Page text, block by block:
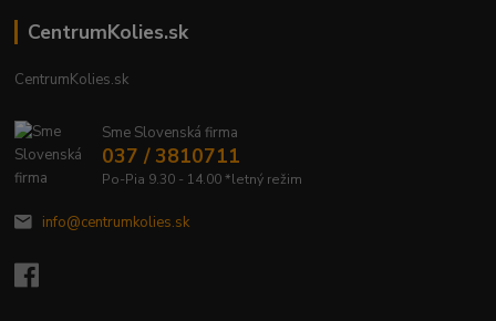
CentrumKolies.sk
CentrumKolies.sk
Sme Slovenská firma
037 / 3810711
Po-Pia 9.30 - 14.00 *letný režim
info@centrumkolies.sk